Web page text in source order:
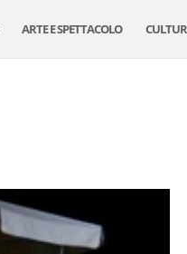
ARTE E SPETTACOLO